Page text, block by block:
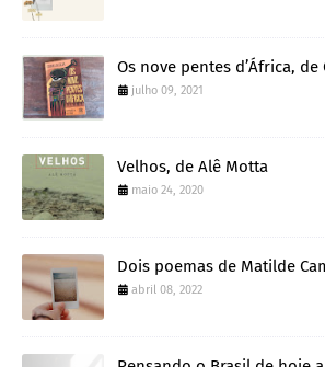
Os nove pentes d’África,
julho 09, 2021
Velhos, de Alê Motta
maio 24, 2020
Dois poemas de Matilde
abril 08, 2022